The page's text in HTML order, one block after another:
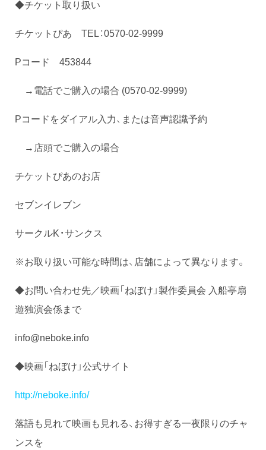
◆チケット取り扱い
チケットぴあ TEL：0570-02-9999
Pコード 453844
→電話でご購入の場合 (0570-02-9999)
Pコードをダイアル入力、または音声認識予約
→店頭でご購入の場合
チケットぴあのお店
セブンイレブン
サークルK・サンクス
※お取り扱い可能な時間は、店舗によって異なります。
◆お問い合わせ先／映画「ねぼけ」製作委員会 入船亭扇
遊独演会係まで
info@neboke.info
◆映画「ねぼけ」公式サイト
http://neboke.info/
落語も見れて映画も見れる、お得すぎる一夜限りのチャ
ンスを